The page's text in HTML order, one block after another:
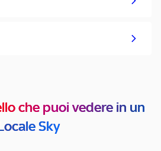
che puoi vedere in un
Sky